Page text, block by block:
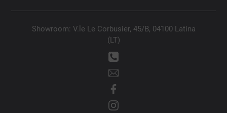
Showroom: V.le Le Corbusier, 45/B, 04100 Latina
(LT)